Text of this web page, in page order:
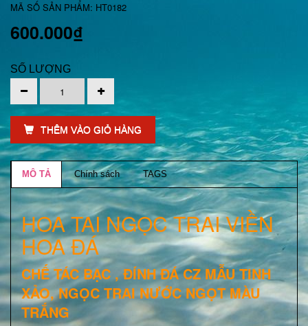
MÃ SỐ SẢN PHẨM: HT0182
600.000₫
SỐ LƯỢNG
THÊM VÀO GIỎ HÀNG
MÔ TẢ Chính sách TAGS
HOA TAI NGỌC TRAI VIỀN
HOA ĐÁ
CHẾ TÁC BẠC , ĐÍNH ĐÁ CZ MẪU TINH
XẢO, NGỌC TRAI NƯỚC NGỌT MÀU
TRẮNG